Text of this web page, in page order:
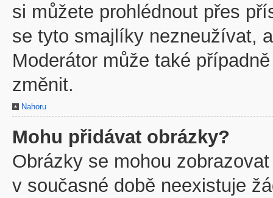
si můžete prohlédnout přes
se tyto smajlíky nezneužívat,
Moderátor může také
změnit.
Nahoru
Mohu přidávat obrázky?
Obrázky se mohou
v současné době neexistuje